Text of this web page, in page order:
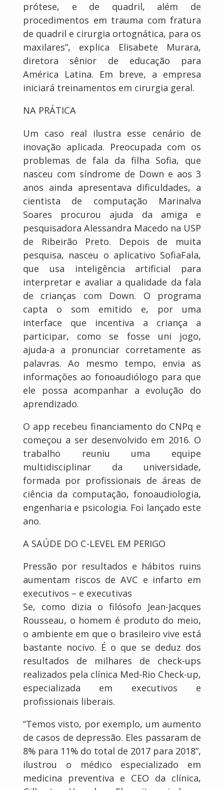
prótese, e de quadril, além de
procedimentos em trauma com fratura
de quadril e cirurgia ortognática, para os
maxilares”, explica Elisabete Murara,
diretora sênior de educação para
América Latina. Em breve, a empresa
iniciará treinamentos em cirurgia geral.
NA PRÁTICA
Um caso real ilustra esse cenário de
inovação aplicada. Preocupada com os
problemas de fala da filha Sofia, que
nasceu com síndrome de Down e aos 3
anos ainda apresentava dificuldades, a
cientista de computação Marinalva
Soares procurou ajuda da amiga e
pesquisadora Alessandra Macedo na USP
de Ribeirão Preto. Depois de muita
pesquisa, nasceu o aplicativo SofiaFala,
que usa inteligência artificial para
interpretar e avaliar a qualidade da fala
de crianças com Down. O programa
capta o som emitido e, por uma
interface que incentiva a criança a
participar, como se fosse uni jogo,
ajuda-a a pronunciar corretamente as
palavras. Ao mesmo tempo, envia as
informações ao fonoaudiólogo para que
ele possa acompanhar a evolução do
aprendizado.
O app recebeu financiamento do CNPq e
começou a ser desenvolvido em 2016. O
trabalho reuniu uma equipe
multidisciplinar da universidade,
formada por profissionais de áreas de
ciência da computação, fonoaudiologia,
engenharia e psicologia. Foi lançado este
ano.
A SAÚDE DO C-LEVEL EM PERIGO
Pressão por resultados e hábitos ruins
aumentam riscos de AVC e infarto em
executivos – e executivas
Se, como dizia o filósofo Jean-Jacques
Rousseau, o homem é produto do meio,
o ambiente em que o brasileiro vive está
bastante nocivo. É o que se deduz dos
resultados de milhares de check-ups
realizados pela clínica Med-Rio Check-up,
especializada em executivos e
profissionais liberais.
“Temos visto, por exemplo, um aumento
de casos de depressão. Eles passaram de
8% para 11% do total de 2017 para 2018”,
ilustrou o médico especializado em
medicina preventiva e CEO da clínica,